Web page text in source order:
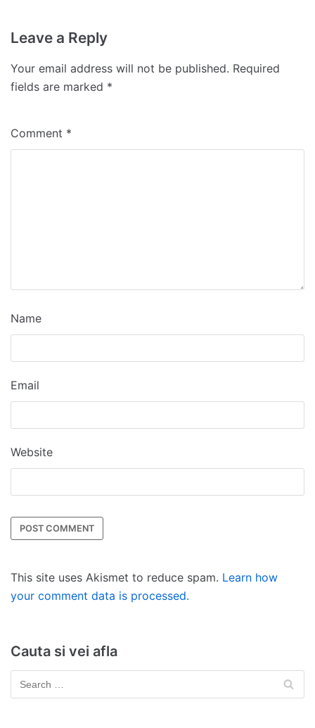
Leave a Reply
Your email address will not be published. Required
fields are marked *
Comment *
Name
Email
Website
This site uses Akismet to reduce spam. Learn how
your comment data is processed.
Cauta si vei afla